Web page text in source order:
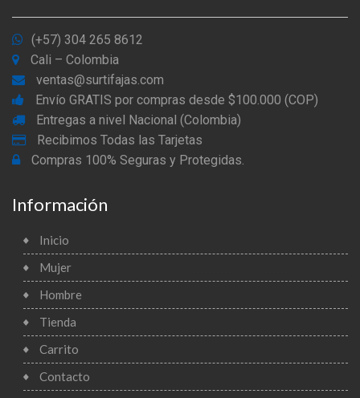
(+57) 304 265 8612
Cali – Colombia
ventas@surtifajas.com
Envío GRATIS por compras desde $100.000 (COP)
Entregas a nivel Nacional (Colombia)
Recibimos Todas las Tarjetas
Compras 100% Seguras y Protegidas.
Información
Inicio
Mujer
Hombre
Tienda
Carrito
Contacto